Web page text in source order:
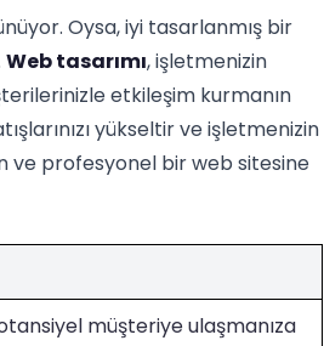
Oysa, iyi tasarlanmış bir
Web tasarımı, işletmenizin
etkileşim kurmanın
yükseltir ve işletmenizin
ve profesyonel bir web sitesine
müşteriye ulaşmanıza